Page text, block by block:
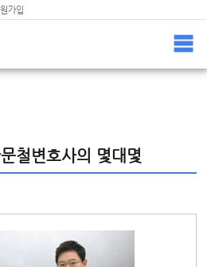
컴 GNB 바로가기
컨텐츠(본문) 바로가기
가입
철변호사의 몇대몇